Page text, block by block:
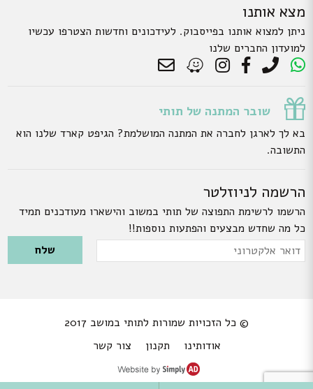
מצא אותנו
ניתן למצוא אותנו בפייסבוק. לעידכונים וחדשות הצטרפו עכשיו
למועדון החברים שלנו
שובר המתנה של תותי
בא לך לארגן לחברה את המתנה המושלמת? הגיפט קארד שלנו הוא
התשובה.
הרשמה לניוזלטר
הרשמו לרשימת התפוצה של תותי במשוב והישארו מעודכנים תמיד
כל מה שחדש מבצעים והפתעות נוספות!!
Please leave this field empty.
דואר
© כל הזכויות שמורות לתותי במושב 2017
אודותינו
תקנון צור קשר